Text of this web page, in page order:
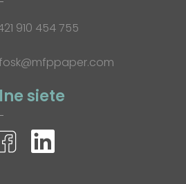
910 454 755
siete